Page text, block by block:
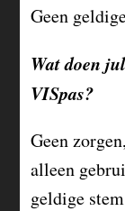
Geen
Wat doen
VISpas?
Geen
alleen
geldige